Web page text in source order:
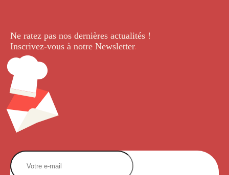
Ne ratez pas nos dernières actualités !
Inscrivez-vous à notre Newsletter.